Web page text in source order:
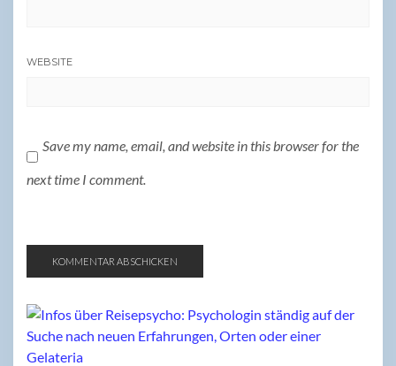
WEBSITE
Save my name, email, and website in this browser for the
next time I comment.